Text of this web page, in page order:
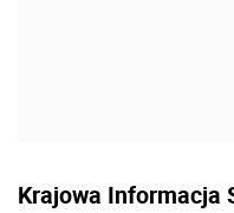
Krajowa Informacja